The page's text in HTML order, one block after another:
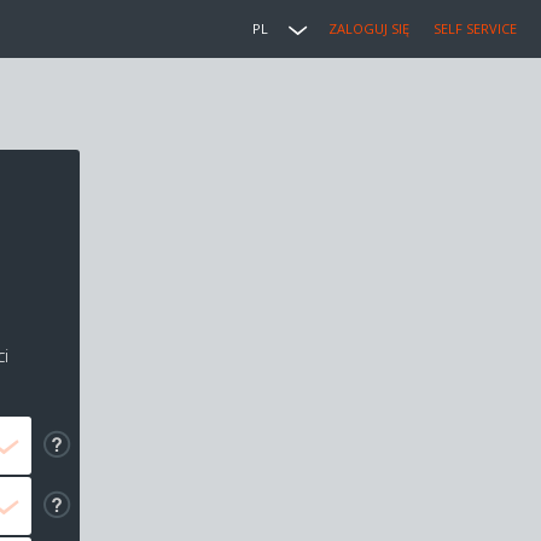
PL ZALOGUJ SIĘ SELF SERVICE